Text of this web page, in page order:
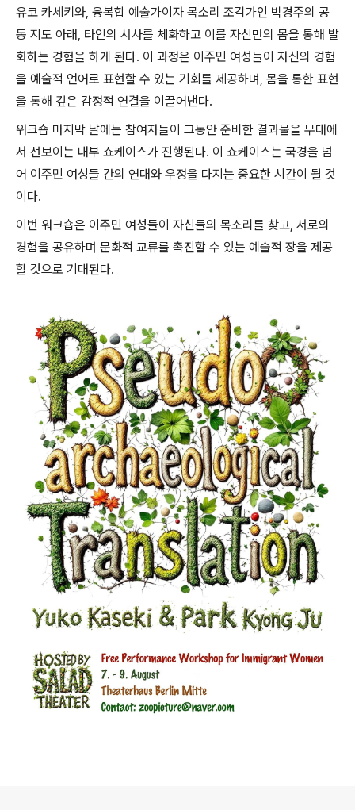
유코 카세키와, 융복합 예술가이자 목소리 조각가인 박경주의 공
동 지도 아래, 타인의 서사를 체화하고 이를 자신만의 몸을 통해 발
화하는 경험을 하게 된다. 이 과정은 이주민 여성들이 자신의 경험
을 예술적 언어로 표현할 수 있는 기회를 제공하며, 몸을 통한 표현
을 통해 깊은 감정적 연결을 이끌어낸다.
워크숍 마지막 날에는 참여자들이 그동안 준비한 결과물을 무대에
서 선보이는 내부 쇼케이스가 진행된다. 이 쇼케이스는 국경을 넘
어 이주민 여성들 간의 연대와 우정을 다지는 중요한 시간이 될 것
이다.
이번 워크숍은 이주민 여성들이 자신들의 목소리를 찾고, 서로의
경험을 공유하며 문화적 교류를 촉진할 수 있는 예술적 장을 제공
할 것으로 기대된다.